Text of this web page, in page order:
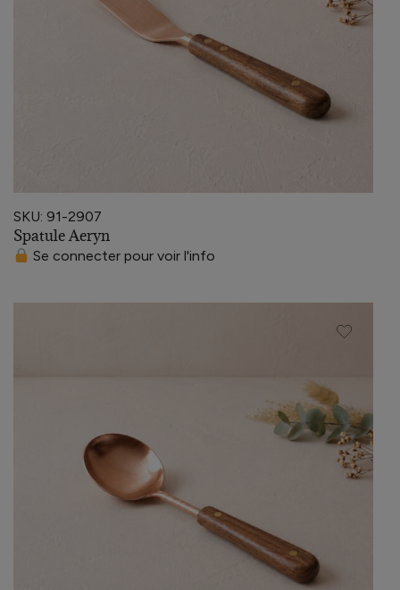
SKU: 91-2907
Spatule Aeryn
Se connecter pour voir l'info